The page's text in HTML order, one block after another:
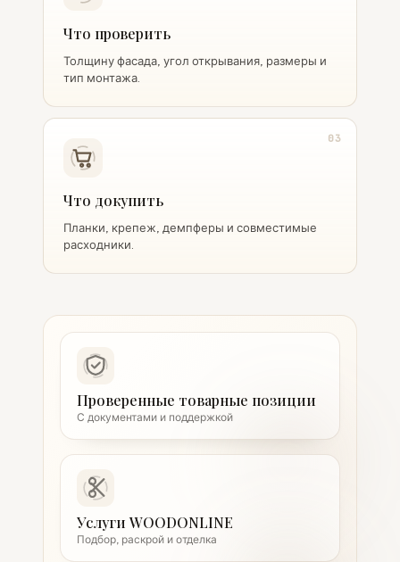
Что проверить
Толщину фасада, угол открывания, размеры и
тип монтажа.
03
Что докупить
Планки, крепеж, демпферы и совместимые
расходники.
Проверенные товарные позиции
С документами и поддержкой
Услуги WOODONLINE
Подбор, раскрой и отделка